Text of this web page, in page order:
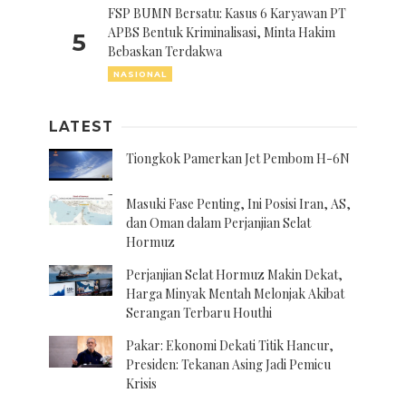
5
FSP BUMN Bersatu: Kasus 6 Karyawan PT
APBS Bentuk Kriminalisasi, Minta Hakim
Bebaskan Terdakwa
NASIONAL
LATEST
Tiongkok Pamerkan Jet Pembom H-6N
Masuki Fase Penting, Ini Posisi Iran, AS,
dan Oman dalam Perjanjian Selat
Hormuz
Perjanjian Selat Hormuz Makin Dekat,
Harga Minyak Mentah Melonjak Akibat
Serangan Terbaru Houthi
Pakar: Ekonomi Dekati Titik Hancur,
Presiden: Tekanan Asing Jadi Pemicu
Krisis